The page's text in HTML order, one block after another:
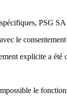
PSG
le
explicite a été
le